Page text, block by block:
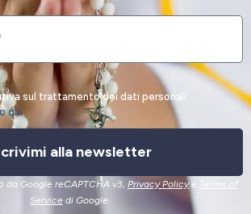
sul trattamento dei dati personali
qui.
alla newsletter
da Google reCAPTCHA v3, Privacy Policye Terms of
Service di Google.